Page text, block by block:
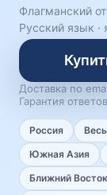
Флагманский
Русский язык ·
Доставка по
Гарантия
Россия
Южная Азия
Ближний Восток